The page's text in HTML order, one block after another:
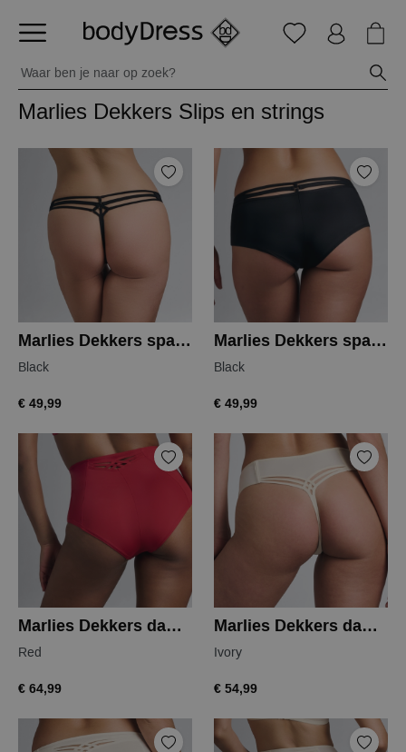
Marlies Dekkers Slips en strings
Marlies Dekkers space odyssey thong
Black
€ 49,99
Marlies Dekkers space odyssey short
Black
€ 49,99
Marlies Dekkers dame de paris highwaist
Red
€ 64,99
Marlies Dekkers dame de paris thong
Ivory
€ 54,99